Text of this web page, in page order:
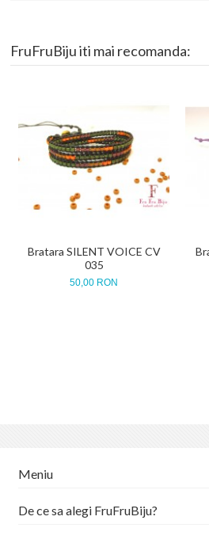
FruFruBiju iti mai recomanda:
Bratara SILENT VOICE CV
035
50,00 RON
Meniu
De ce sa alegi FruFruBiju?